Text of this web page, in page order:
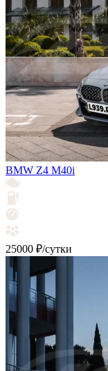
BMW Z4 М40i
25000 ₽/сутки